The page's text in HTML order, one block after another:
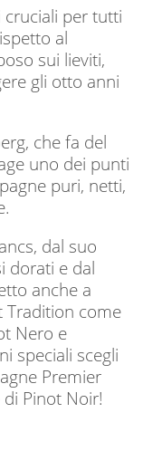
cruciali per tutti
al
sui lieviti,
gli otto anni
che fa del
uno dei punti
puri, netti,
dal suo
dorati e dal
anche a
come
Nero e
speciali scegli
Premier
Pinot Noir!